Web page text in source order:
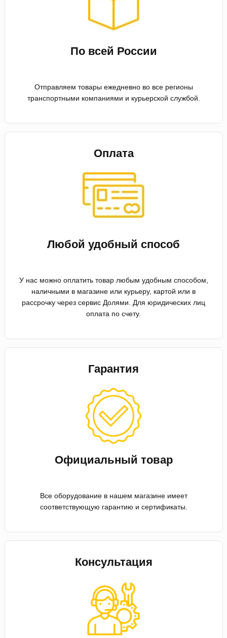
По всей России
Отправляем товары ежедневно во все регионы
транспортными компаниями и курьерской службой.
Оплата
Любой удобный способ
У нас можно оплатить товар любым удобным способом,
наличными в магазине или курьеру, картой или в
рассрочку через сервис Долями. Для юридических лиц
оплата по счету.
Гарантия
Официальный товар
Все оборудование в нашем магазине имеет
соответствующую гарантию и сертификаты.
Консультация